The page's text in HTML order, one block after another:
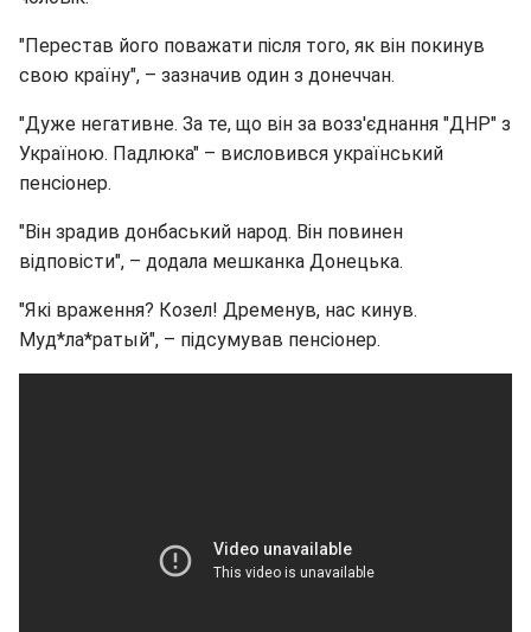
"Перестав його поважати після того, як він покинув
свою країну", – зазначив один з донеччан.
"Дуже негативне. За те, що він за возз'єднання "ДНР" з
Україною. Падлюка" – висловився український
пенсіонер.
"Він зрадив донбаський народ. Він повинен
відповісти", – додала мешканка Донецька.
"Які враження? Козел! Дременув, нас кинув.
Муд*ла*ратый", – підсумував пенсіонер.